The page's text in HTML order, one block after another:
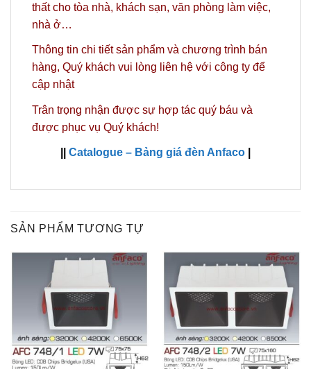
thất cho tòa nhà, khách sạn, văn phòng làm việc,
nhà ở…
Thông tin chi tiết sản phẩm và chương trình bán
hàng, Quý khách vui lòng liên hệ với công ty để
cập nhật
Trân trọng nhận được sự hợp tác quý báu và
được phục vụ Quý khách!
Catalogue – Bảng giá đèn Anfaco
SẢN PHẨM TƯƠNG TỰ